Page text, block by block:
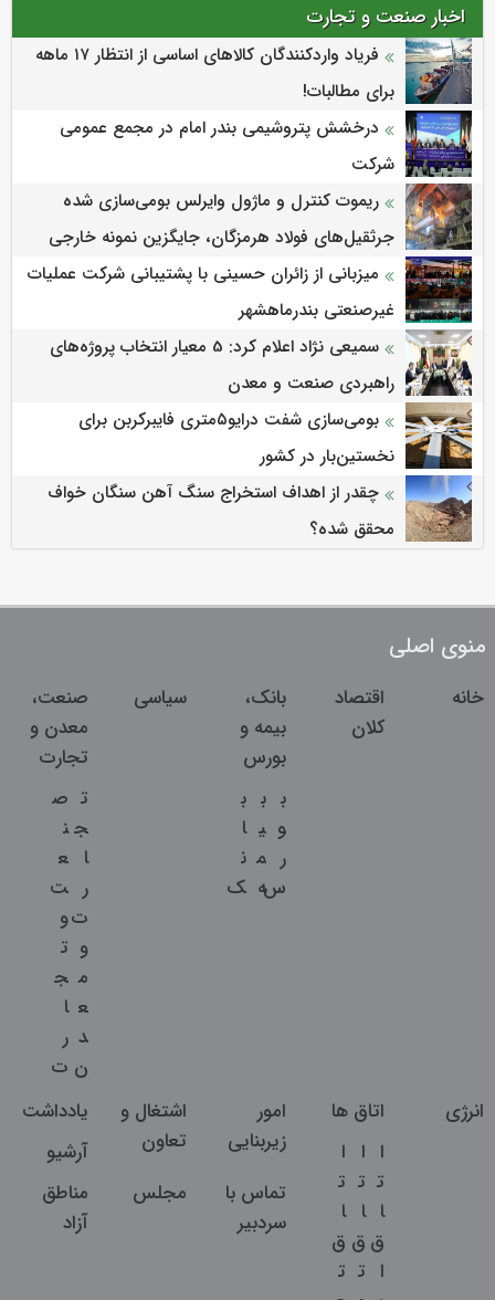
اخبار صنعت و تجارت
فریاد واردکنندگان کالاهای اساسی از انتظار ۱۷ ماهه
برای مطالبات!
درخشش پتروشیمی بندر امام در مجمع عمومی
شرکت
ریموت کنترل و ماژول وایرلس بومی‌سازی شده
جرثقیل‌های فولاد هرمزگان، جایگزین نمونه خارجی
میزبانی از زائران حسینی با پشتیبانی شرکت عملیات
غیرصنعتی بندرماهشهر
سمیعی‌ نژاد اعلام کرد: 5 معیار انتخاب پروژه‌های
راهبردی صنعت و معدن
بومی‌سازی شفت درایو۵متری فایبرکربن برای
نخستین‌بار در کشور
چقدر از اهداف استخراج سنگ آهن سنگان خواف
محقق شده؟
منوی اصلی
خانه
اقتصاد
کلان
بانک،
بیمه و
بورس
ب
و
ر
س
ب
ی
م
ه
ب
ا
ن
ک
سیاسی
صنعت،
معدن و
تجارت
ت
ج
ا
ر
ت
و
م
ع
د
ن
ص
ن
ع
ت
و
ت
ج
ا
ر
ت
انرژی
اتاق ها
ا
ت
ا
ق
ا
ا
ت
ا
ق
ت
ا
ت
ا
ق
ت
امور
زیربنایی
اشتغال و
تعاون
یادداشت
آرشیو
تماس با
سردبیر
مجلس
مناطق
آزاد